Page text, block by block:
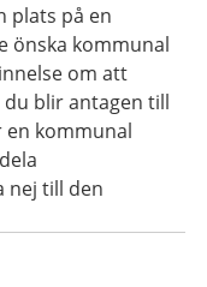
plats på en
önska kommunal
om att
du blir antagen till
en kommunal
nej till den